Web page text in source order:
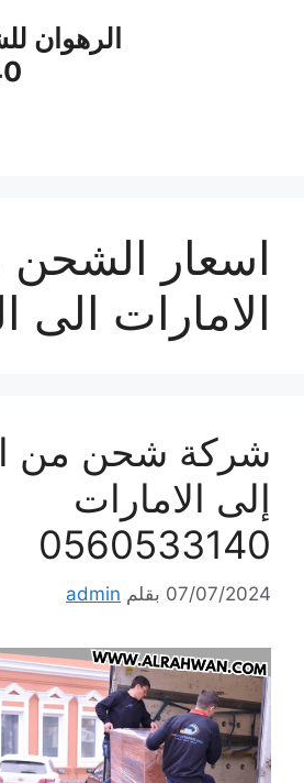
الرهوان
اسعار
الامارات الى
شركة شحن من
إلى الامارات
0560533140
07/07/2024 بقلم admin